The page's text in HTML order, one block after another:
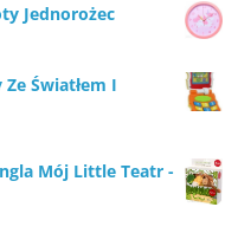
Jednorożec
Światłem I
Mój Little Teatr -